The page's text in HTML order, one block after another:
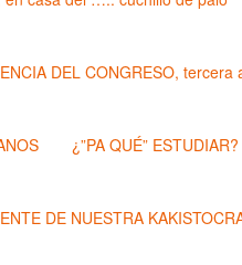
DEL CONGRESO,
¿”PA QUÉ” ESTUDIAR?
DE NUESTRA